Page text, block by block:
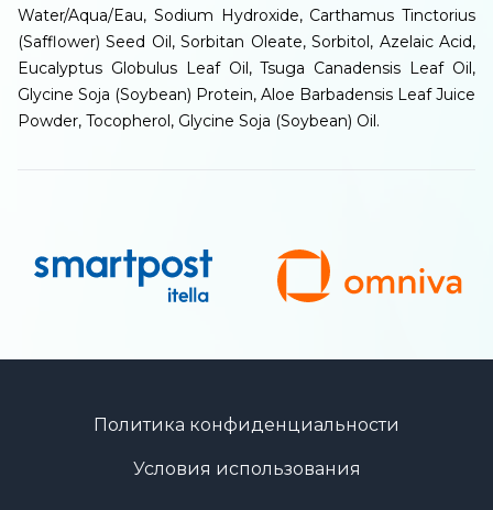
Water/Aqua/Eau, Sodium Hydroxide, Carthamus Tinctorius
(Safflower) Seed Oil, Sorbitan Oleate, Sorbitol, Azelaic Acid,
Eucalyptus Globulus Leaf Oil, Tsuga Canadensis Leaf Oil,
Glycine Soja (Soybean) Protein, Aloe Barbadensis Leaf Juice
Powder, Tocopherol, Glycine Soja (Soybean) Oil.
Политика конфиденциальности
Условия использования